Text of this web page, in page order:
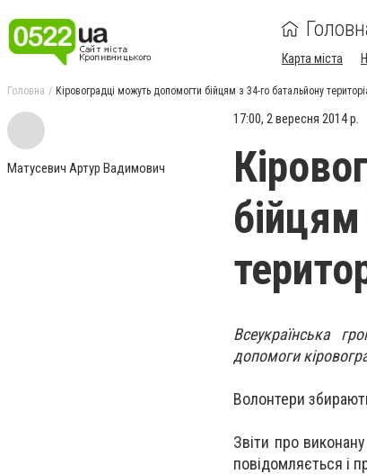
Карта міста
Головна Кіровоградці можуть допомогти бійцям з 34-го батальйону
Матусевич Артур Вадимович
17:00, 2 вересня 2014 р.
Всеукраїнська
допомоги
Волонтери
Звіти про
повідомляється і